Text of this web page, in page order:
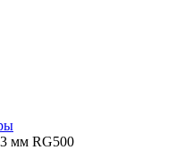
мм RG500